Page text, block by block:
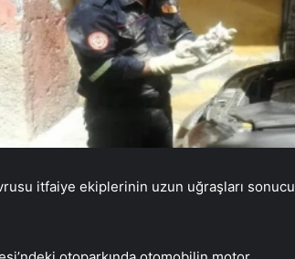
itfaiye ekiplerinin uzun uğraşları sonucu